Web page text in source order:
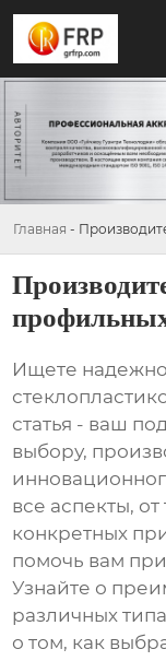
Главная -
Ищете
статья - ваш
выбору,
все аспекты,
конкретных
помочь вам
Узнайте о
различных
о том, как